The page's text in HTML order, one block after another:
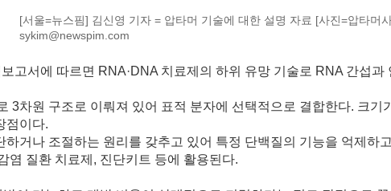
[서울=뉴스핌] 김신영 기자 = 압타머 기술에 대한 설명 자료 [사진=압타머
sykim@newspim.com
고서에 따르면 RNA·DNA 치료제의 하위 유망 기술로 RNA 간섭
3차원 구조로 이뤄져 있어 표적 분자에 선택적으로 결합한다. 크기
점이다.
거나 조절하는 원리를 갖추고 있어 특정 단백질의 기능을 억제하
염 질환 치료제, 진단키트 등에 활용된다.